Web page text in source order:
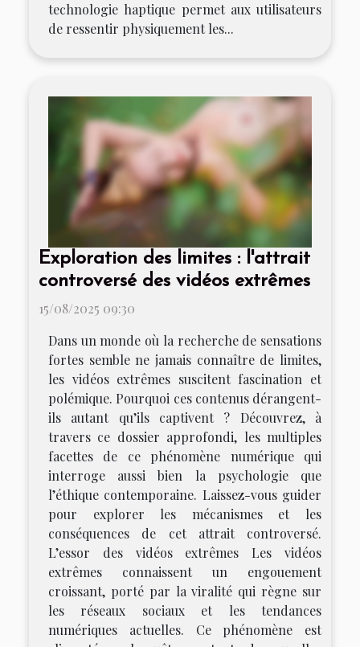
technologie haptique permet aux utilisateurs
de ressentir physiquement les...
Exploration des limites : l'attrait
controversé des vidéos extrêmes
15/08/2025 09:30
Dans un monde où la recherche de sensations
fortes semble ne jamais connaître de limites,
les vidéos extrêmes suscitent fascination et
polémique. Pourquoi ces contenus dérangent-
ils autant qu’ils captivent ? Découvrez, à
travers ce dossier approfondi, les multiples
facettes de ce phénomène numérique qui
interroge aussi bien la psychologie que
l’éthique contemporaine. Laissez-vous guider
pour explorer les mécanismes et les
conséquences de cet attrait controversé.
L’essor des vidéos extrêmes Les vidéos
extrêmes connaissent un engouement
croissant, porté par la viralité qui règne sur
les réseaux sociaux et les tendances
numériques actuelles. Ce phénomène est